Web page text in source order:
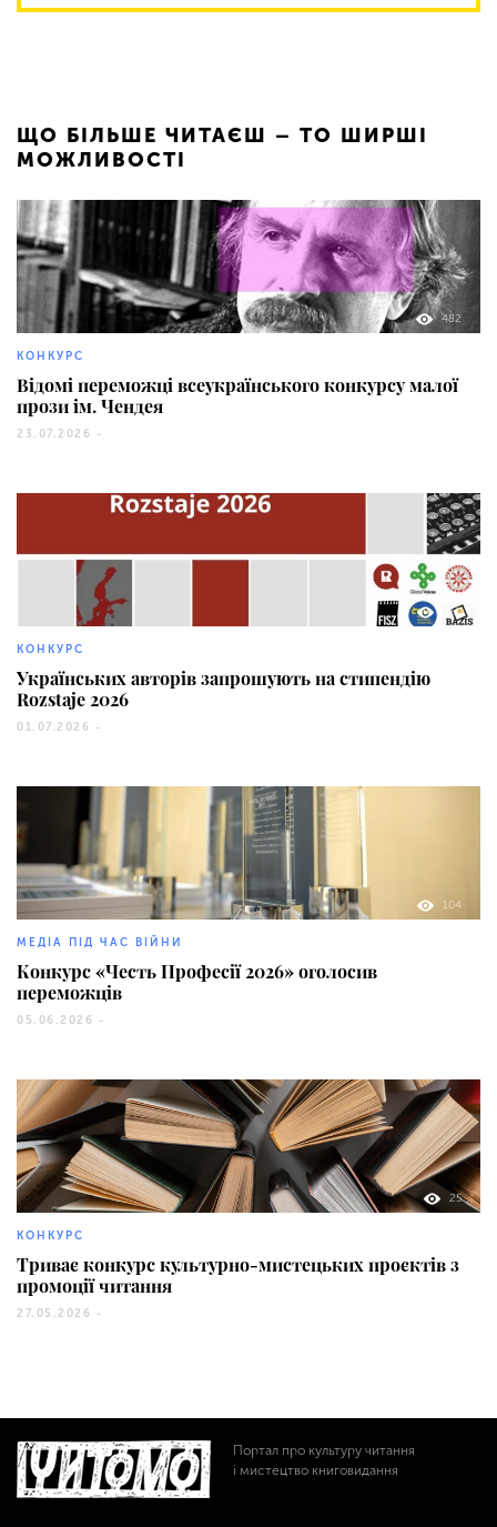
ЩО БІЛЬШЕ ЧИТАЄШ – ТО ШИРШІ
МОЖЛИВОСТІ
482
КОНКУРС
Відомі переможці всеукраїнського конкурсу малої
прози ім. Чендея
23.07.2026 -
410
КОНКУРС
Українських авторів запрошують на стипендію
Rozstaje 2026
01.07.2026 -
104
МЕДІА ПІД ЧАС ВІЙНИ
Конкурс «Честь Професії 2026» оголосив
переможців
05.06.2026 -
25
КОНКУРС
Триває конкурс культурно-мистецьких проєктів з
промоції читання
27.05.2026 -
Портал про культуру читання
і мистецтво книговидання